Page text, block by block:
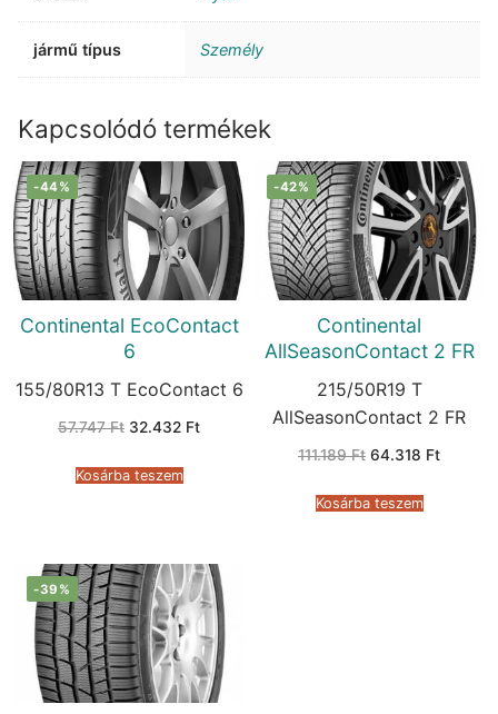
jármű típus Személy
Kapcsolódó termékek
-44%
Continental EcoContact
6
155/80R13 T EcoContact 6
57.747Ft Original
57.747 Ft.
32.432 FtCurrent
Kosárba teszem
-42%
Continental
AllSeasonContact 2 FR
215/50R19 T
AllSeasonContact 2 FR
111.189Ft Original
111.189 Ft.
64.318 FtCurrent
Kosárba teszem
-39%